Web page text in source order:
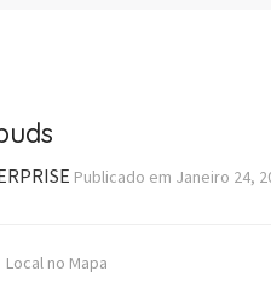
Publicado em Janeiro 24,
Local no Mapa